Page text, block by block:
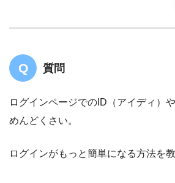
質問
ログインページでのID（アイディ）
めんどくさい。
ログインがもっと簡単になる方法を